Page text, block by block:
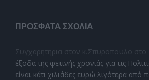
ΠΡΌΣΦΑΤΑ ΣΧΌΛΙΑ
Συγχαρητηρια στον κ.Σπυροπουλο στο
έξοδα της φετινής χρονιάς για τις
είναι κάτι χιλιάδες ευρώ λιγότερα από